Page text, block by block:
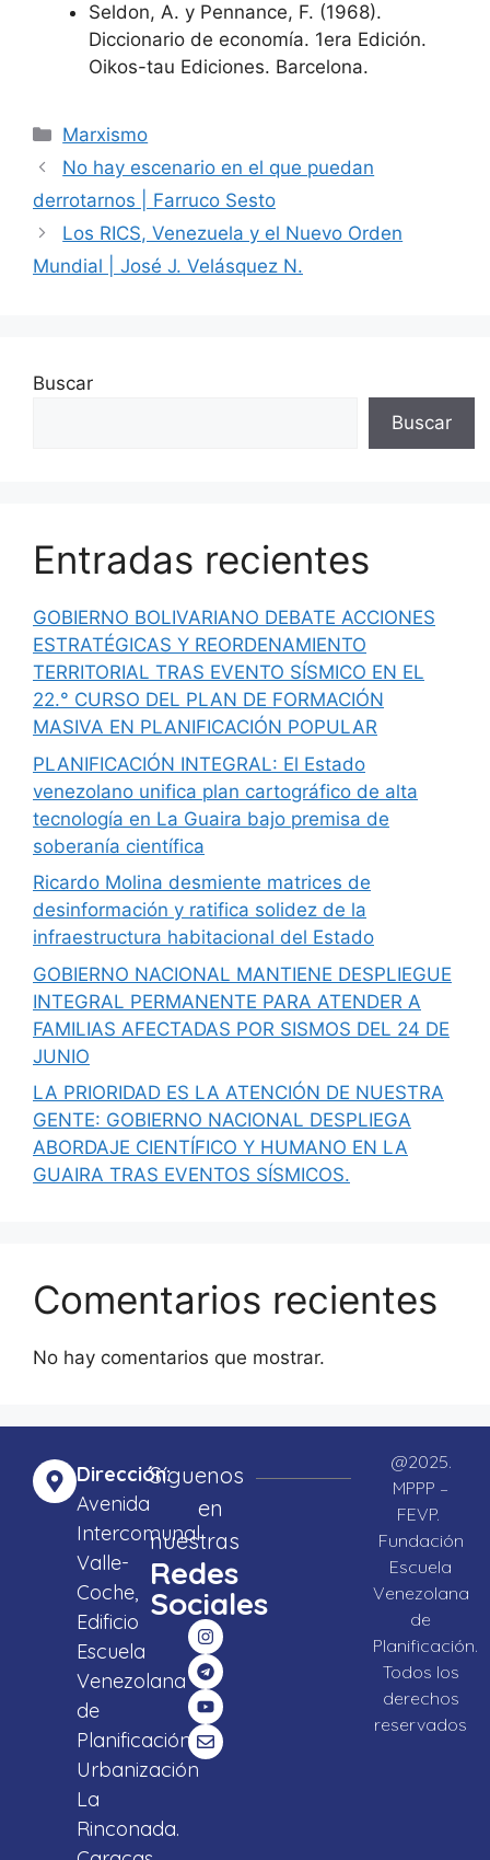
Seldon, A. y Pennance, F. (1968).
Diccionario de economía. 1era Edición.
Oikos-tau Ediciones. Barcelona.
Marxismo
No hay escenario en el que puedan
derrotarnos | Farruco Sesto
Los RICS, Venezuela y el Nuevo Orden
Mundial | José J. Velásquez N.
Buscar
Buscar
Entradas recientes
GOBIERNO BOLIVARIANO DEBATE ACCIONES
ESTRATÉGICAS Y REORDENAMIENTO
TERRITORIAL TRAS EVENTO SÍSMICO EN EL
22.° CURSO DEL PLAN DE FORMACIÓN
MASIVA EN PLANIFICACIÓN POPULAR
PLANIFICACIÓN INTEGRAL: El Estado
venezolano unifica plan cartográfico de alta
tecnología en La Guaira bajo premisa de
soberanía científica
Ricardo Molina desmiente matrices de
desinformación y ratifica solidez de la
infraestructura habitacional del Estado
GOBIERNO NACIONAL MANTIENE DESPLIEGUE
INTEGRAL PERMANENTE PARA ATENDER A
FAMILIAS AFECTADAS POR SISMOS DEL 24 DE
JUNIO
LA PRIORIDAD ES LA ATENCIÓN DE NUESTRA
GENTE: GOBIERNO NACIONAL DESPLIEGA
ABORDAJE CIENTÍFICO Y HUMANO EN LA
GUAIRA TRAS EVENTOS SÍSMICOS.
Comentarios recientes
No hay comentarios que mostrar.
Dirección:
Avenida
Intercomunal
Valle-
Coche,
Edificio
Escuela
Venezolana
de
Planificación,
Urbanización
La
Rinconada.
Síguenos
en
nuestras
Redes
Sociales
@2025.
MPPP –
FEVP.
Fundación
Escuela
Venezolana
de
Planificación.
Todos los
derechos
reservados